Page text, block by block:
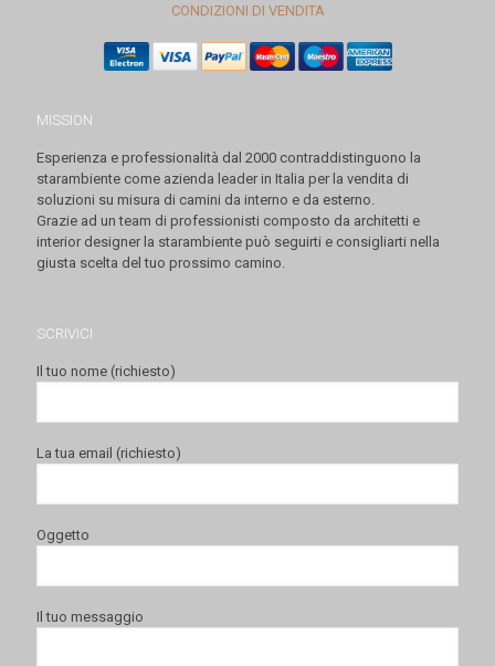
CONDIZIONI DI VENDITA
MISSION
Esperienza e professionalità dal 2000 contraddistinguono la
starambiente come azienda leader in Italia per la vendita di
soluzioni su misura di camini da interno e da esterno.
Grazie ad un team di professionisti composto da architetti e
interior designer la starambiente può seguirti e consigliarti nella
giusta scelta del tuo prossimo camino.
SCRIVICI
Il tuo nome (richiesto)
La tua email (richiesto)
Oggetto
Il tuo messaggio